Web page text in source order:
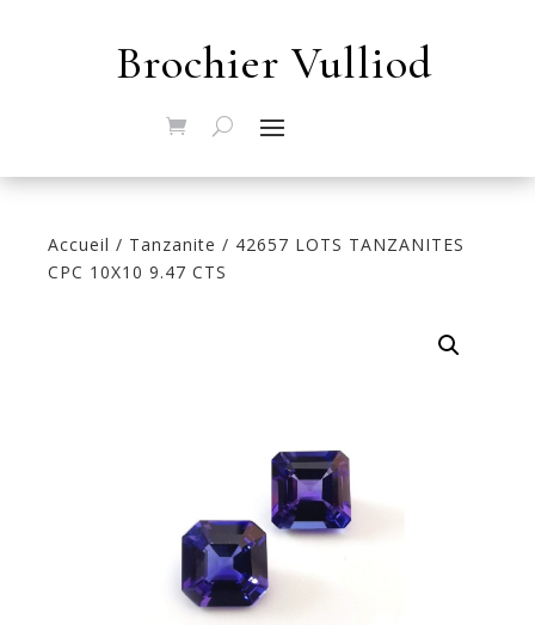
Brochier Vulliod
Accueil / Tanzanite / 42657 LOTS TANZANITES
CPC 10X10 9.47 CTS